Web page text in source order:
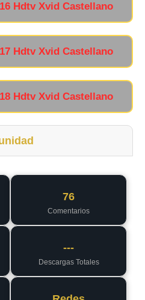
Hdtv Xvid Castellano
Hdtv Xvid Castellano
Hdtv Xvid Castellano
76
Comentarios
---
Descargas Totales